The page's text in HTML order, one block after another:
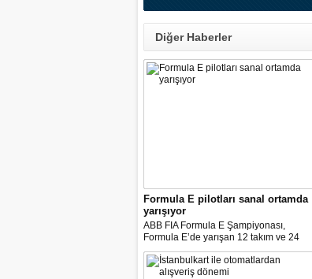
Diğer Haberler
Formula E pilotları sanal ortamda
yarışıyor
ABB FIA Formula E Şampiyonası,
Formula E’de yarışan 12 takım ve 24
pilot ile birlikte “ABB Formula E Race at
Home Challenge” organizasyonunda
yarışacak.